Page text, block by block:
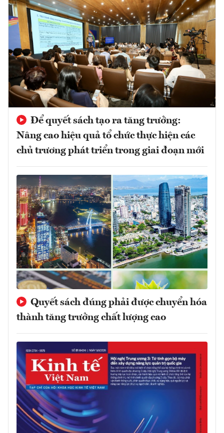
Để quyết sách tạo ra tăng trưởng:
Nâng cao hiệu quả tổ chức thực hiện các
chủ trương phát triển trong giai đoạn mới
Quyết sách đúng phải được chuyển hóa
thành tăng trưởng chất lượng cao